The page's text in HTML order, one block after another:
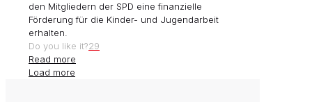
den Mitgliedern der SPD eine finanzielle
Förderung für die Kinder- und Jugendarbeit
erhalten.
Do you like it?29
Read more
Load more